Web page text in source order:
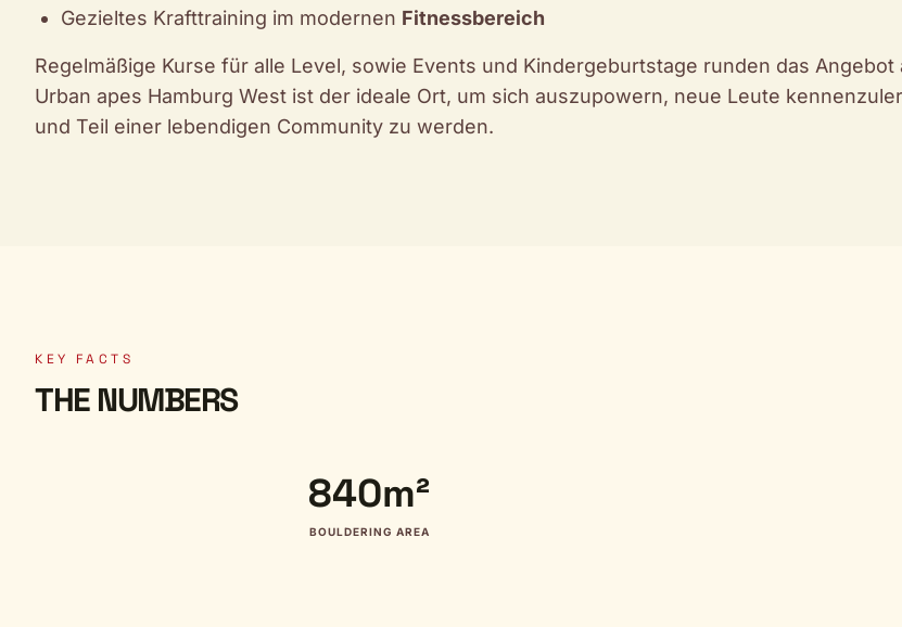
Gezieltes Krafttraining im modernen Fitnessbereich
Regelmäßige Kurse für alle Level, sowie Events und Kindergeburtstage runden das Angebot
Urban apes Hamburg West ist der ideale Ort, um sich auszupowern, neue Leute
und Teil einer lebendigen Community zu werden.
KEY FACTS
THE NUMBERS
840m²
BOULDERING AREA